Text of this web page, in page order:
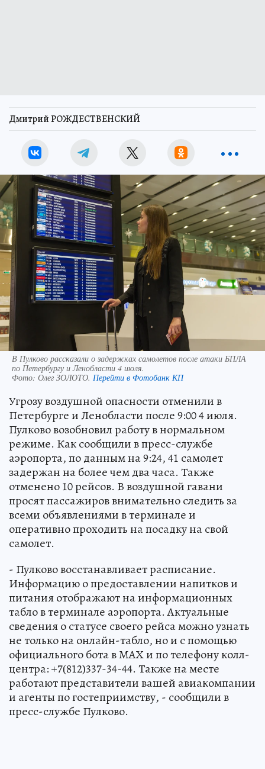
Дмитрий РОЖДЕСТВЕНСКИЙ
В Пулково рассказали о задержках самолетов после атаки БПЛА
по Петербургу и Ленобласти 4 июля.
Фото: Олег ЗОЛОТО. Перейти в Фотобанк КП
Угрозу воздушной опасности отменили в
Петербурге и Ленобласти после 9:00 4 июля.
Пулково возобновил работу в нормальном
режиме. Как сообщили в пресс-службе
аэропорта, по данным на 9:24, 41 самолет
задержан на более чем два часа. Также
отменено 10 рейсов. В воздушной гавани
просят пассажиров внимательно следить за
всеми объявлениями в терминале и
оперативно проходить на посадку на свой
самолет.
- Пулково восстанавливает расписание.
Информацию о предоставлении напитков и
питания отображают на информационных
табло в терминале аэропорта. Актуальные
сведения о статусе своего рейса можно узнать
не только на онлайн-табло, но и с помощью
официального бота в МАХ и по телефону колл-
центра: +7(812)337-34-44. Также на месте
работают представители вашей авиакомпании
и агенты по гостеприимству, - сообщили в
пресс-службе Пулково.